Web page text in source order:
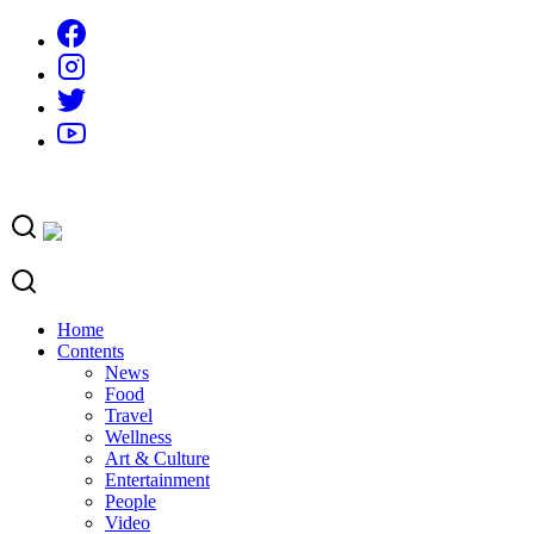
content
Home
Contents
News
Food
Travel
Wellness
Art & Culture
Entertainment
People
Video